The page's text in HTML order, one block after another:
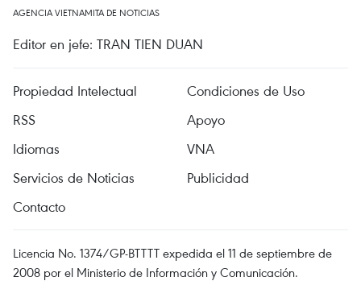
AGENCIA VIETNAMITA DE NOTICIAS
Editor en jefe: TRAN TIEN DUAN
Propiedad Intelectual
Condiciones de Uso
RSS
Apoyo
Idiomas
VNA
Servicios de Noticias
Publicidad
Contacto
Licencia No. 1374/GP-BTTTT expedida el 11 de septiembre de
2008 por el Ministerio de Información y Comunicación.